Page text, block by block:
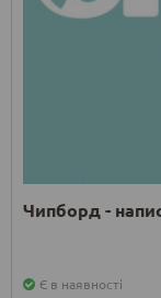
Чипборд -
Є в наявності